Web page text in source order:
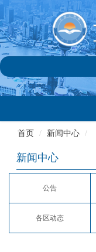
首页 / 新闻中心 /
新闻中心
公告
各区动态